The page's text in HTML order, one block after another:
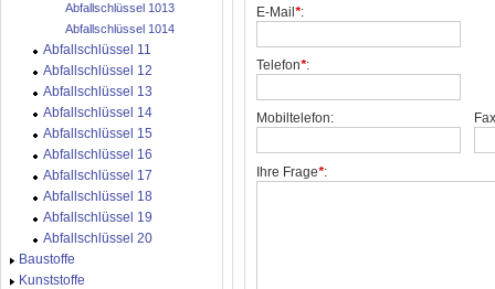
E-Mail *:
Telefon*:
Mobiltelefon:
Ihre Frage*:
Abfallschlüssel 1013
Abfallschlüssel 1014
Abfallschlüssel 11
Abfallschlüssel 12
Abfallschlüssel 13
Abfallschlüssel 14
Abfallschlüssel 15
Abfallschlüssel 16
Abfallschlüssel 17
Abfallschlüssel 18
Abfallschlüssel 19
Abfallschlüssel 20
Baustoffe
Kunststoffe